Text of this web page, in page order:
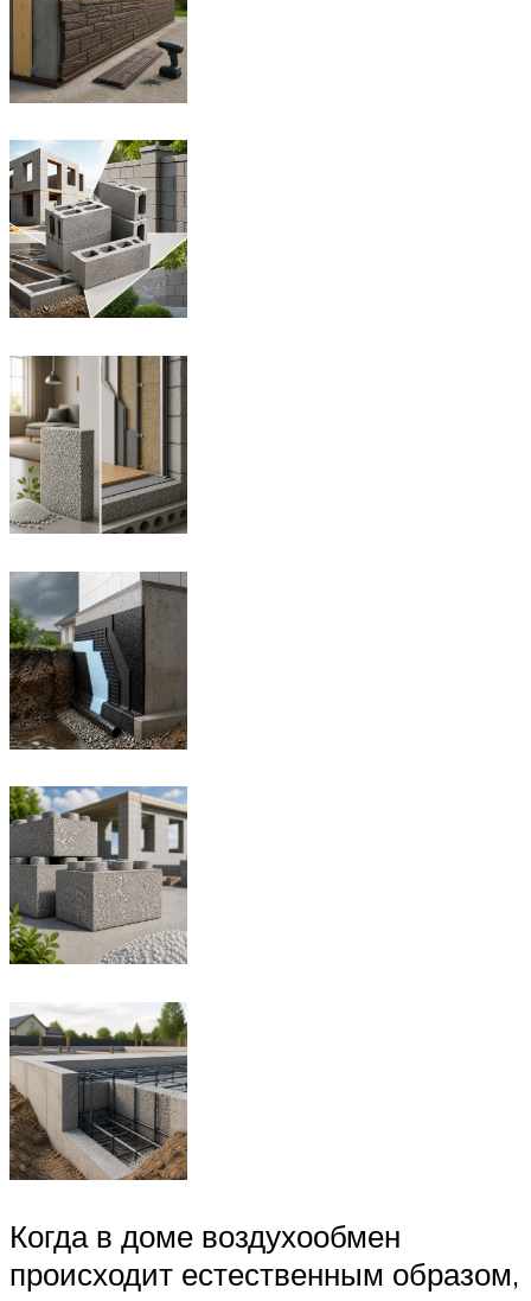
Когда в доме воздухообмен
происходит естественным образом,